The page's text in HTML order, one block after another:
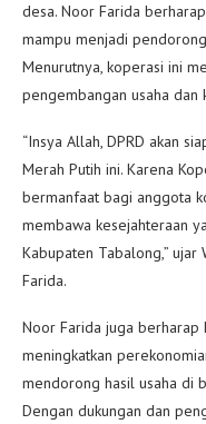
desa. Noor Farida
mampu menjadi
Menurutnya, koperasi ini
pengembangan usaha
“Insya Allah, DPRD akan
Merah Putih ini. Karena
bermanfaat bagi anggota
membawa kesejahteraan
Kabupaten Tabalong,” ujar
Farida.
Noor Farida juga berharap
meningkatkan
mendorong hasil usaha di
Dengan dukungan dan